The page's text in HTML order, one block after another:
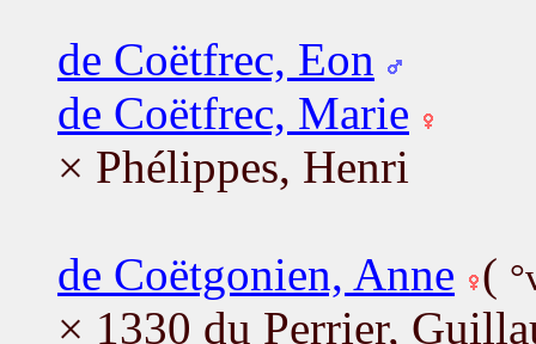
de Coëtfrec, Eon
de Coëtfrec, Marie
× Phélippes, Henri
de Coëtgonien, Anne (
× 1330 du Perrier,